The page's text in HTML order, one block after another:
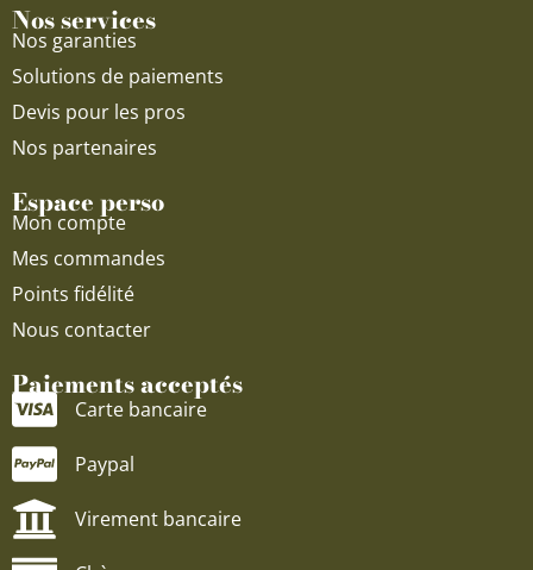
Nos services
Nos garanties
Solutions de paiements
Devis pour les pros
Nos partenaires
Espace perso
Mon compte
Mes commandes
Points fidélité
Nous contacter
Paiements acceptés
Carte bancaire
Paypal
Virement bancaire